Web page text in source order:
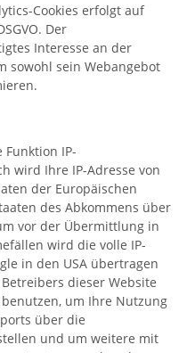
Cookies erfolgt auf
Der
Interesse an der
sowohl sein Webangebot
IP-
wird Ihre IP-Adresse von
der Europäischen
des Abkommens über
vor der Übermittlung in
wird die volle IP-
in den USA übertragen
dieser Website
um Ihre Nutzung
über die
und um weitere mit